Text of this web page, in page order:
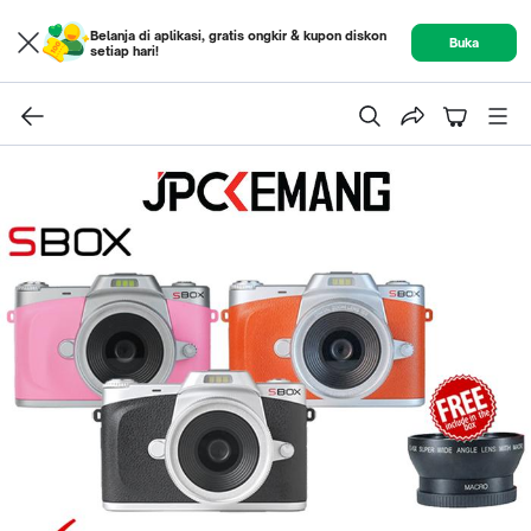
Belanja di aplikasi, gratis ongkir & kupon diskon
setiap hari!
Buka